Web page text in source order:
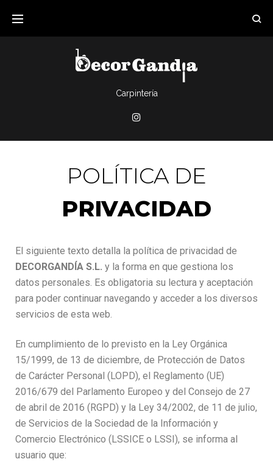
Carpintería
POLÍTICA DE
PRIVACIDAD
El siguiente texto detalla la política de privacidad de
DECORGANDÍA S.L. y la forma en que gestiona los
datos personales. Es obligatoria su lectura y aceptación
para poder continuar navegando y acceder a los diversos
servicios de esta web.
En cumplimiento de lo previsto en la Ley Orgánica
15/1999, de 13 de diciembre, de Protección de Datos
de Carácter Personal (LOPD), el Reglamento (UE)
2016/679 del Parlamento Europeo y del Consejo de 27
de abril de 2016 (RGPD) y la Ley 34/2002, de 11 de julio,
de Servicios de la Sociedad de la Información y
Comercio Electrónico (LSSICE o LSSI), se informa al
usuario que: